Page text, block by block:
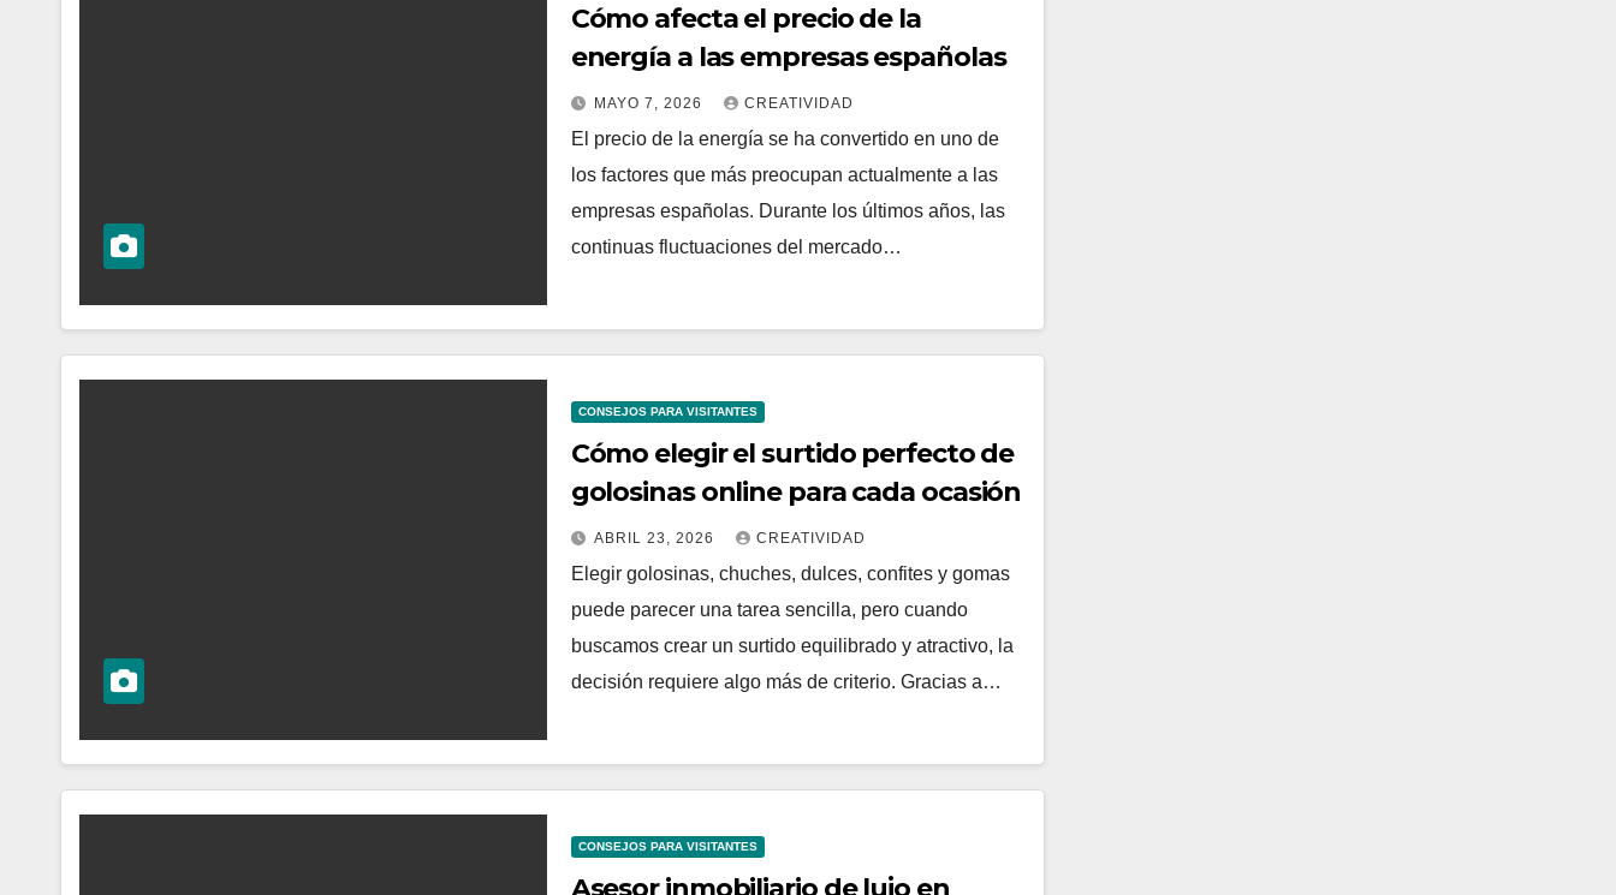
Cómo afecta el precio de la
energía a las empresas españolas
MAYO 7, 2026 CREATIVIDAD
El precio de la energía se ha convertido en uno de
los factores que más preocupan actualmente a las
empresas españolas. Durante los últimos años, las
continuas fluctuaciones del mercado…
CONSEJOS PARA VISITANTES
Cómo elegir el surtido perfecto de
golosinas online para cada ocasión
ABRIL 23, 2026 CREATIVIDAD
Elegir golosinas, chuches, dulces, confites y gomas
puede parecer una tarea sencilla, pero cuando
buscamos crear un surtido equilibrado y atractivo, la
decisión requiere algo más de criterio. Gracias a…
CONSEJOS PARA VISITANTES
Asesor inmobiliario de lujo en